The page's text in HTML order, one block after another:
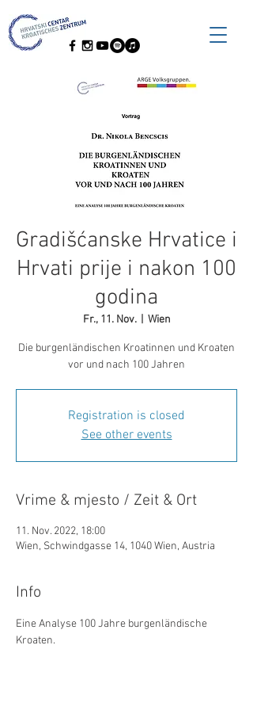
Gradišćanske Hrvatice i
Hrvati prije i nakon 100
godina
Fr., 11. Nov.
  |
Wien
Die burgenländischen Kroatinnen und Kroaten
Registration is closed
See other events
Vrime & mjesto / Zeit & Ort
11. Nov. 2022, 18:00
Wien, Schwindgasse 14, 1040 Wien, Austria
Info
Eine Analyse 100 Jahre burgenländische
Kroaten.